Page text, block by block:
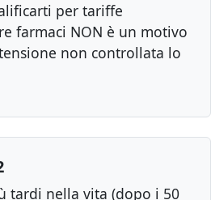
per tariffe
farmaci NON è un motivo
non controllata lo
tardi nella vita (dopo i 50